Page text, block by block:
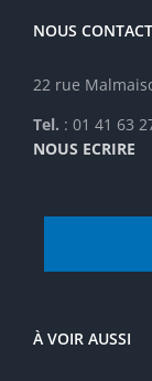
NOUS
22 rue
Tel. : 01 41 63
NOUS ECRIRE
À VOIR AUSSI